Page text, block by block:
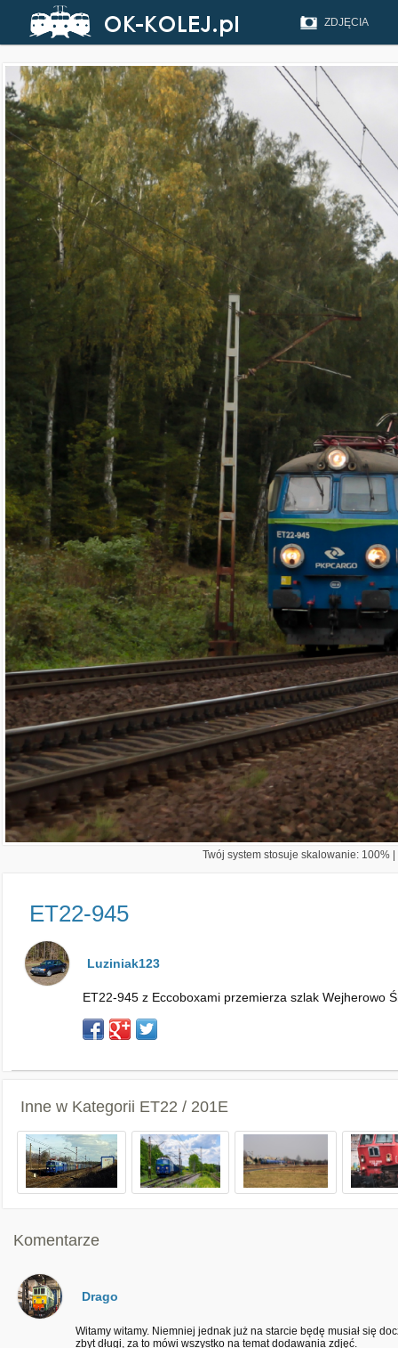
ZDJĘCIA
Twój system stosuje skalowanie: 100%
ET22-945
Luziniak123
ET22-945 z Eccoboxami przemierza szlak Wejherowo
Inne w Kategorii ET22 / 201E
Komentarze
Drago
Witamy witamy. Niemniej jednak już na starcie będę musiał się
zbyt długi, za to mówi wszystko na temat dodawania zdjęć.